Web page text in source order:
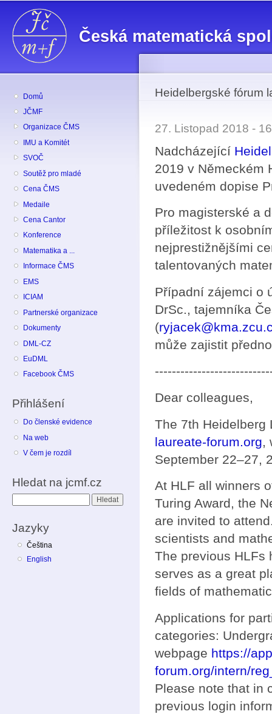
Česká matematická
Domů
JČMF
Organizace ČMS
IMU a Komitét
SVOČ
Soutěž pro mladé
Cena ČMS
Medaile
Cena Cantor
Konference
Matematika a ...
Informace ČMS
EMS
ICIAM
Partnerské organizace
Dokumenty
DML-CZ
EuDML
Facebook ČMS
Přihlášení
Do členské evidence
Na web
V čem je rozdíl
Hledat na jcmf.cz
Jazyky
Čeština
English
Heidelbergské fórum
27. Listopad 2018 -
Nadcházející
2019 v Německém
uvedeném dopise
Pro magisterské a
příležitost k
nejprestižnějšími
talentovaných
Případní zájemci o
DrSc., tajemníka
(
může zajistit
Dear colleagues,
The 7th
laureate-forum.org
September 22–27,
At HLF all winners
Turing Award, the
are invited to
scientists and
The previous HLFs
serves as a great
fields of
Applications for
categories:
webpage https://
forum.org/intern/
Please note that in
previous login